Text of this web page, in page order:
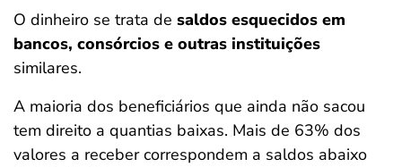
O dinheiro se trata de saldos esquecidos em
bancos, consórcios e outras instituições
similares.
A maioria dos beneficiários que ainda não sacou
tem direito a quantias baixas. Mais de 63% dos
valores a receber correspondem a saldos abaixo